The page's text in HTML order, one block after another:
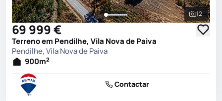
Ver
12
69 999 €
Terreno em Pendilhe, Vila Nova de Paiva
Pendilhe, Vila Nova de Paiva
900m2
Contactar